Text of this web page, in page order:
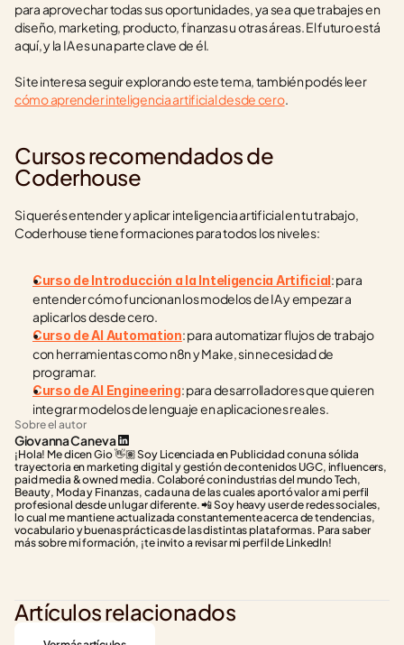
para aprovechar todas sus oportunidades, ya sea que trabajes en
diseño, marketing, producto, finanzas u otras áreas. El futuro está
aquí, y la IA es una parte clave de él.
Si te interesa seguir explorando este tema, también podés leer
cómo aprender inteligencia artificial desde cero.
Cursos recomendados de
Coderhouse
Si querés entender y aplicar inteligencia artificial en tu trabajo,
Coderhouse tiene formaciones para todos los niveles:
Curso de Introducción a la Inteligencia Artificial: para
entender cómo funcionan los modelos de IA y empezar a
aplicarlos desde cero.
Curso de AI Automation: para automatizar flujos de trabajo
con herramientas como n8n y Make, sin necesidad de
programar.
Curso de AI Engineering: para desarrolladores que quieren
integrar modelos de lenguaje en aplicaciones reales.
Sobre el autor
Giovanna Caneva
¡Hola! Me dicen Gio 👋🏽 Soy Licenciada en Publicidad con una sólida
trayectoria en marketing digital y gestión de contenidos UGC, influencers,
paid media & owned media. Colaboré con industrias del mundo Tech,
Beauty, Moda y Finanzas, cada una de las cuales aportó valor a mi perfil
profesional desde un lugar diferente. 📲 Soy heavy user de redes sociales,
lo cual me mantiene actualizada constantemente acerca de tendencias,
vocabulario y buenas prácticas de las distintas plataformas. Para saber
más sobre mi formación, ¡te invito a revisar mi perfil de LinkedIn!
Artículos relacionados